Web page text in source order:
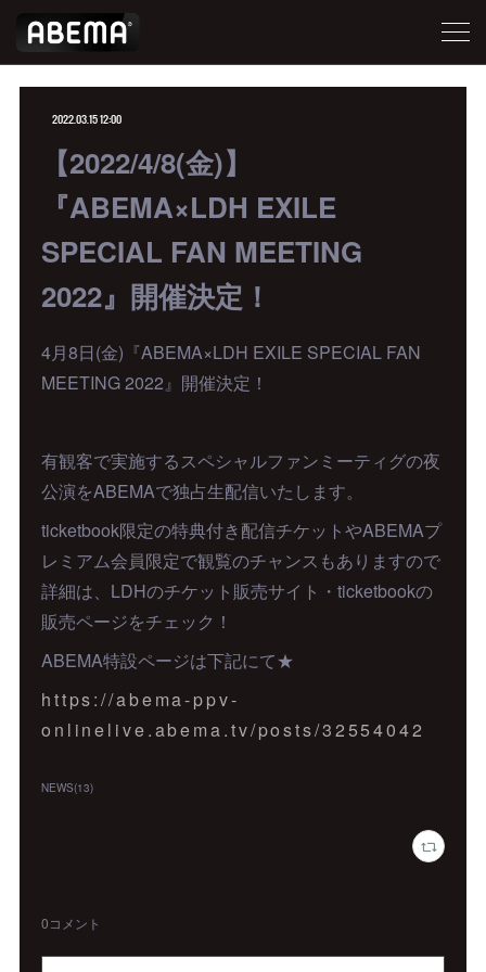
2022.03.15 12:00
【2022/4/8(金)】
『ABEMA×LDH EXILE
SPECIAL FAN MEETING
2022』開催決定！
4月8日(金)『ABEMA×LDH EXILE SPECIAL FAN
MEETING 2022』開催決定！
有観客で実施するスペシャルファンミーティグの夜
公演をABEMAで独占生配信いたします。
ticketbook限定の特典付き配信チケットやABEMAプ
レミアム会員限定で観覧のチャンスもありますので
詳細は、LDHのチケット販売サイト・ticketbookの
販売ページをチェック！
ABEMA特設ページは下記にて★
https://abema-ppv-
onlinelive.abema.tv/posts/32554042
NEWS(13)
0コメント